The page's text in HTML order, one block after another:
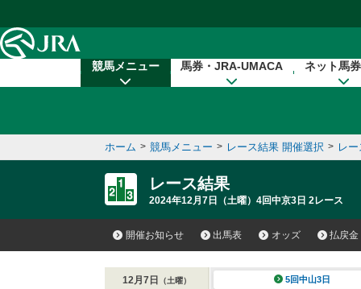
競馬メニュー 馬券・JRA-UMACA ネット馬
ホーム > 競馬メニュー > レース結果 開催選択 > レ
レース結果
2024年12月7日（土曜）4回中京3日 2レース
開催お知らせ 出馬表 オッズ 払戻金
12月7日 （土曜） 5回中山3日